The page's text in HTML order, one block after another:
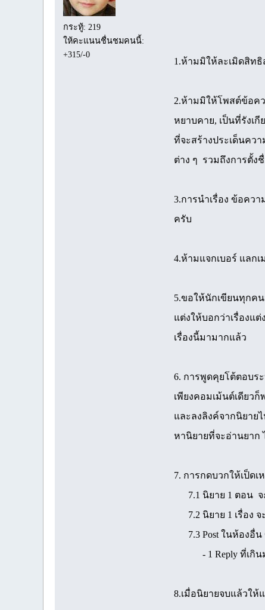
กระทู้: 219
ให้คะแนนชื่นชมคนนี้:
+315/-0
1.ห้ามมิให้ละเมิดสิท
2.ห้ามมิให้โพสต์ข้อค
หยาบคาย, เป็นที่รังเ
ที่จะสร้างประเด็นคว
ต่าง ๆ รวมถึงการตั้ง
3.การนำเรื่อง ข้อคว
ครับ
4.ห้ามแจกเบอร์ แลก
5.ขอให้นักเขียนทุกคน
แต่งให้บอกว่าเรื่องแ
เรื่องนี้มามากแล้ว
6. การพูดคุยโต้ตอบร
เพียงคอมเม้นต์เดียว
และลงลิงค์จากนิยาย
หานิยายที่จะอ่านยาก
7. การกดบวกให้เป็ดเ
7.1 นิยาย 1 ตอน จะ
7.2 นิยาย 1 เรื่อง จ
7.3 Post ในห้องอื่น
- 1 Reply ที่เกินมา
8.เมื่อนิยายจบแล้วให้